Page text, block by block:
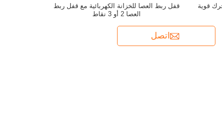
قفل ربط العصا للخزانة الكهربائية مع قفل ربط
العصا 2 أو 3 نقاط
اتصل
قوية